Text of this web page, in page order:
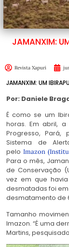
JAMANXIM:
Revista Xapuri
JAMANXIM: UM
Por: Daniele
É como se um
horas. Em abril, a
Progresso, Pará,
Sistema de
pelo Imazon
Para o mês,
de Conservação
vez em que
desmatadas foi
desmatamento de
Tamanho
Imazon. “É uma
Martins,